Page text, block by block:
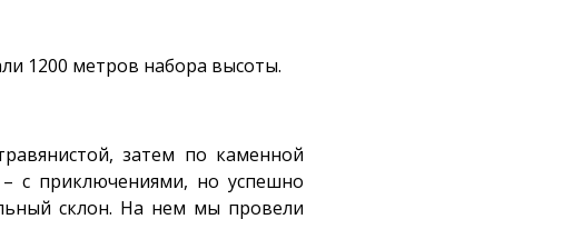
1200 метров набора высоты.
затем по каменной
с приключениями, но успешно
склон. На нем мы провели